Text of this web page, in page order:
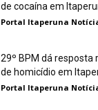
de cocaína em
Portal Itaperuna
29º BPM dá resposta
de homicídio em
Portal Itaperuna